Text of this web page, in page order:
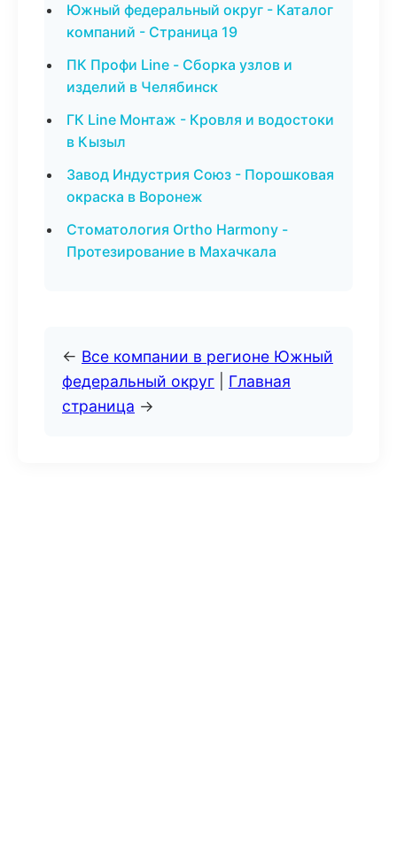
Южный федеральный округ - Каталог
компаний - Страница 19
ПК Профи Line - Сборка узлов и
изделий в Челябинск
ГК Line Монтаж - Кровля и водостоки
в Кызыл
Завод Индустрия Союз - Порошковая
окраска в Воронеж
Стоматология Ortho Harmony -
Протезирование в Махачкала
← Все компании в регионе Южный
федеральный округ
Главная
страница →